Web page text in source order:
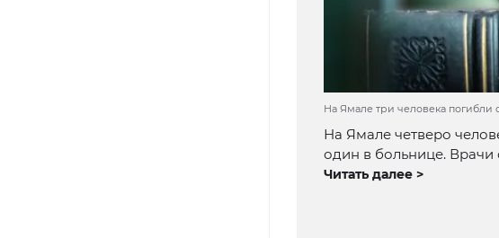
На Ямале три человека погибли
На Ямале четверо
один в больнице.
Читать далее >